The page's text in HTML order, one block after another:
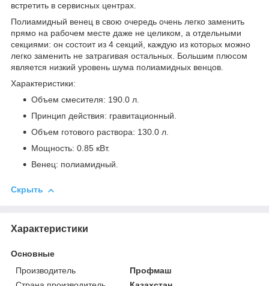
встретить в сервисных центрах.
Полиамидный венец в свою очередь очень легко заменить
прямо на рабочем месте даже не целиком, а отдельными
секциями: он состоит из 4 секций, каждую из которых можно
легко заменить не затрагивая остальных. Большим плюсом
является низкий уровень шума полиамидных венцов.
Характеристики:
Объем смесителя: 190.0 л.
Принцип действия: гравитационный.
Объем готового раствора: 130.0 л.
Мощность: 0.85 кВт.
Венец: полиамидный.
Скрыть
Характеристики
Основные
Производитель
Профмаш